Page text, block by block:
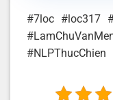
#7loc #loc317
#NLPThucChien